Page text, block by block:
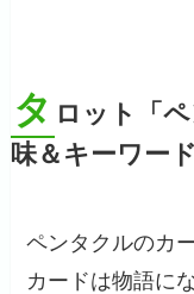
タ ロット「
味＆キーワード
ペンタクルのカ
カードは物語に